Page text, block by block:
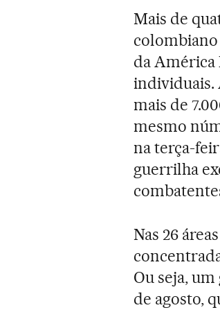
Mais de
colombiano
da América
individuais.
mais de
mesmo
na terça-
guerrilha
Nas 26
Ou seja,
de agosto,